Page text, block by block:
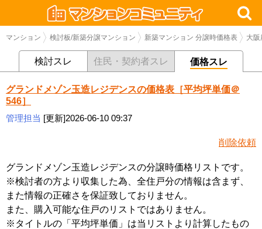
マンション 検討板/新築分譲マンション 新築マンション 分譲時価格表 大阪
検討スレ 住民・契約者スレ 価格スレ
グランドメゾン玉造レジデンスの価格表［平均坪単価＠
546］
管理担当 [更新]2026-06-10 09:37
削除依頼
グランドメゾン玉造レジデンスの分譲時価格リストです。
※検討者の方より収集した為、全住戸分の情報は含まず、
また情報の正確さを保証致しておりません。
また、購入可能な住戸のリストではありません。
※タイトルの「平均坪単価」は当リストより計算したもの